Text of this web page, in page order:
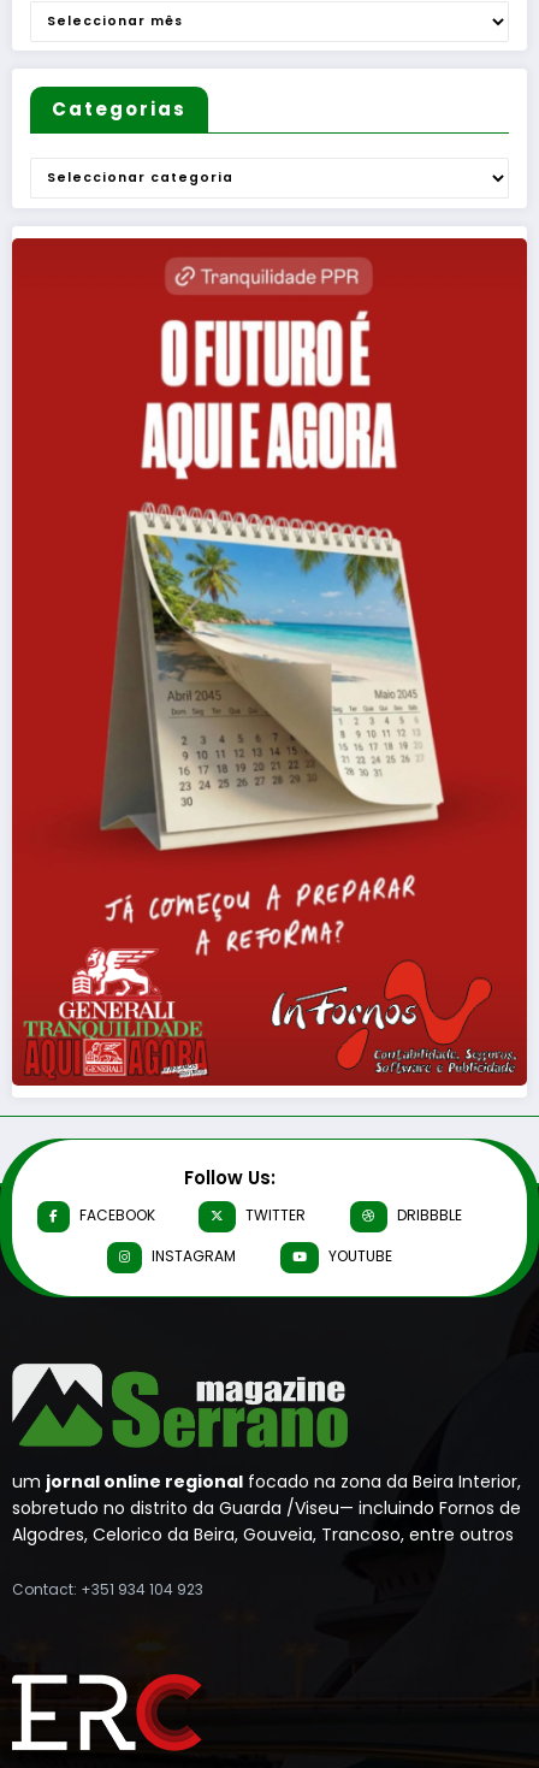
Arquivo
Categorias
Categorias
Follow Us:
FACEBOOK TWITTER
DRIBBBLE
INSTAGRAM
YOUTUBE
um jornal online regional focado na zona da Beira Interior,
sobretudo no distrito da Guarda /Viseu— incluindo Fornos de
Algodres, Celorico da Beira, Gouveia, Trancoso, entre outros
Contact: +351 934 104 923